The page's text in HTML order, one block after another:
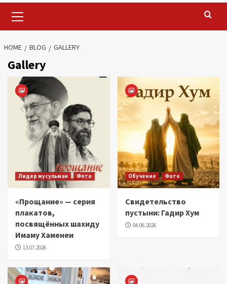
Menu
HOME BLOG GALLERY
Gallery
Лидер мусульман Фото
«Прощание» — серия
плакатов,
посвящённых шахиду
Имаму Хаменеи
13.07.2026
Обучение Фото
Свидетельство
пустыни: Гадир Хум
04.06.2026